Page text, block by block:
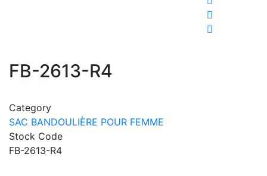
FB-2613-R4
Category
SAC BANDOULIÈRE POUR FEMME
Stock Code
FB-2613-R4